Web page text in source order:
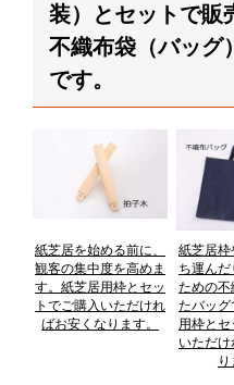
装）とセットで販
不織布袋（バッグ
です。
紙芝居を始める前に、
観客の集中度を高めま
す。紙芝居用枠とセッ
トでご購入いただけれ
ばお安くなります。
紙芝居枠
ち運んだ
ための不
たバッグ
用枠とセ
いただけ
り